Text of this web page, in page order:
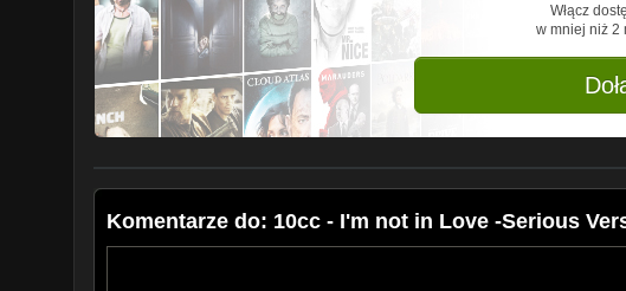
Włącz
w mniej niż 2
Komentarze do: 10cc - I'm not in Love -Serious